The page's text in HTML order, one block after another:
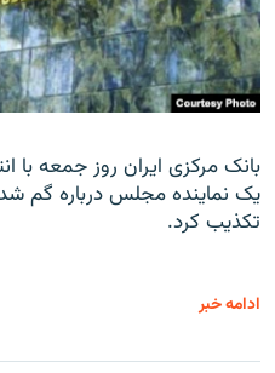
بانک مرکزی ایران روز جمعه با
تکذیب کرد.
ادامه خبر